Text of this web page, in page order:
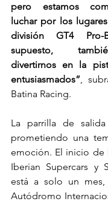
pero estamos
luchar por los
división GT4
supuesto,
divertirnos en la
entusiasmados”,
Batina Racing.
La parrilla de
prometiendo una
emoción. El inicio de
Iberian Supercars y
está a solo un
Autódromo